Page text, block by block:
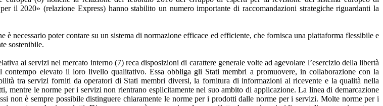
il 2020» (relazione Express) hanno stabilito un numero importante di raccomandazioni strategiche riguardanti la
necessario poter contare su un sistema di normazione efficace ed efficiente, che fornisca una piattaforma flessibile e
sostenibile.
ai servizi nel mercato interno (7) reca disposizioni di carattere generale volte ad agevolare l’esercizio della libertà
elevato il loro livello qualitativo. Essa obbliga gli Stati membri a promuovere, in collaborazione con la
tra servizi forniti da operatori di Stati membri diversi, la fornitura di informazioni al ricevente e la qualità nella
le norme per i servizi non rientrano esplicitamente nel suo ambito di applicazione. La linea di demarcazione
non è sempre possibile distinguere chiaramente le norme per i prodotti dalle norme per i servizi. Molte norme per i